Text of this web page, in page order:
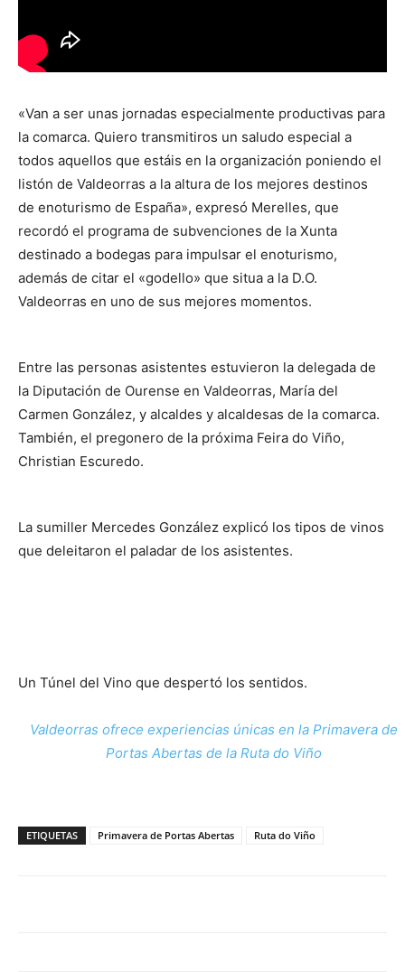
«Van a ser unas jornadas especialmente productivas para
la comarca. Quiero transmitiros un saludo especial a
todos aquellos que estáis en la organización poniendo el
listón de Valdeorras a la altura de los mejores destinos
de enoturismo de España», expresó Merelles, que
recordó el programa de subvenciones de la Xunta
destinado a bodegas para impulsar el enoturismo,
además de citar el «godello» que situa a la D.O.
Valdeorras en uno de sus mejores momentos.
Entre las personas asistentes estuvieron la delegada de
la Diputación de Ourense en Valdeorras, María del
Carmen González, y alcaldes y alcaldesas de la comarca.
También, el pregonero de la próxima Feira do Viño,
Christian Escuredo.
La sumiller Mercedes González explicó los tipos de vinos
que deleitaron el paladar de los asistentes.
Un Túnel del Vino que despertó los sentidos.
Valdeorras ofrece experiencias únicas en la Primavera de
Portas Abertas de la Ruta do Viño
ETIQUETAS Primavera de Portas Abertas Ruta do Viño